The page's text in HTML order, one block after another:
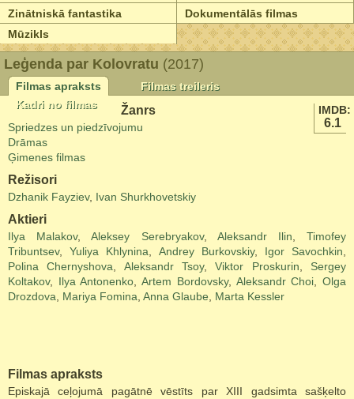
Zinātniskā fantastika
Dokumentālās filmas
Mūzikls
Leģenda par Kolovratu (2017)
Filmas apraksts
Filmas treileris
Kadri no filmas
IMDB:
6.1
Žanrs
Spriedzes un piedzīvojumu
Drāmas
Ģimenes filmas
Režisori
Dzhanik Fayziev, Ivan Shurkhovetskiy
Aktieri
Ilya Malakov,Aleksey Serebryakov, Aleksandr Ilin ,Timofey
Tribuntsev,Yuliya Khlynina Andrey Burkovskiy, Igor Savochkin
Polina Chernyshova
Aleksandr Tsoy,Viktor Proskurin
Sergey
Koltakov, Ilya Antonenko ,Artem Bordovsky, Aleksandr Choi ,Olga
Drozdova
Mariya Fomina Anna Glaube Marta Kessler
Filmas apraksts
Episkajā ceļojumā pagātnē vēstīts par XIII gadsimta sašķelto